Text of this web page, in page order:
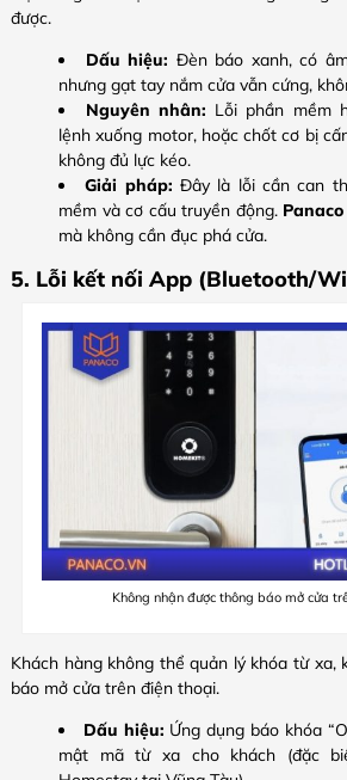
được.
Dấu hiệu: Đèn báo xanh, có
nhưng gạt tay nắm cửa vẫn cứng,
Nguyên nhân: Lỗi phần mềm
lệnh xuống motor, hoặc chốt cơ bị
không đủ lực kéo.
Giải pháp: Đây là lỗi cần can
mềm và cơ cấu truyền động. Panaco
mà không cần đục phá cửa.
5. Lỗi kết nối App (Bluetooth/
Không nhận được thông báo mở cửa
Khách hàng không thể quản lý khóa từ xa,
báo mở cửa trên điện thoại.
Dấu hiệu: Ứng dụng báo khóa
mật mã từ xa cho khách (đặc